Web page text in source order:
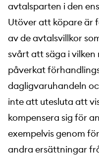
avtalsparten i den
Utöver att köpare är
av de avtalsvillkor
svårt att säga i
påverkat
dagligvaruhandeln
inte att utesluta att
kompensera sig för
exempelvis genom
andra ersättningar